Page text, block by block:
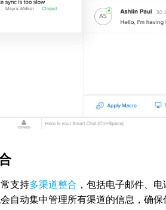
支持多渠道整合 ，包括电子邮件、
自动集中管理所有渠道的信息，确保